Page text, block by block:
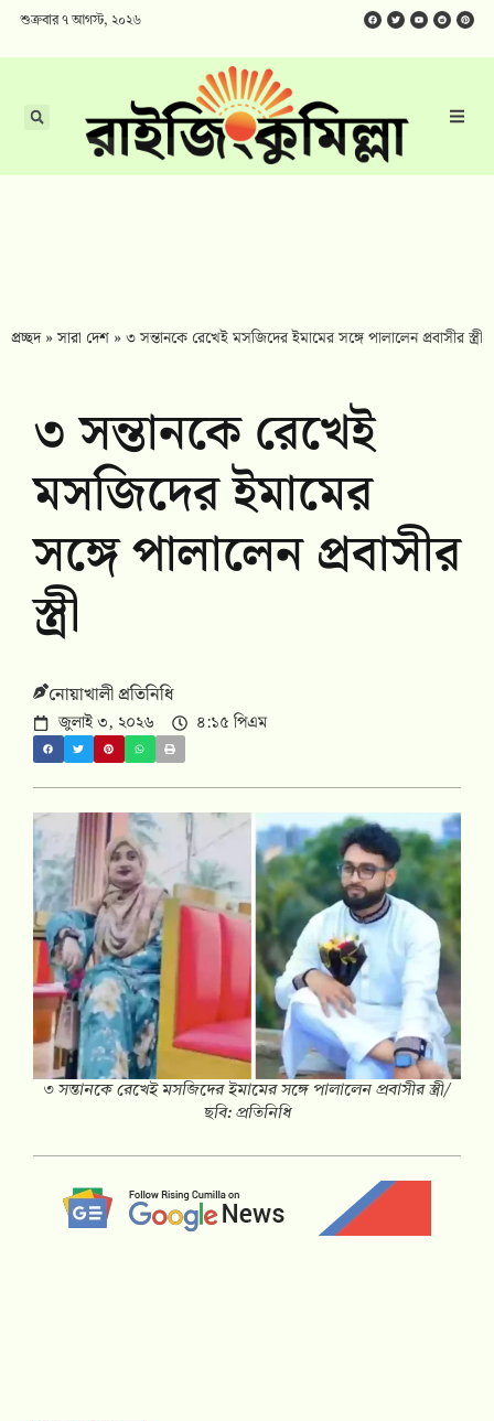
শুক্রবার ৭ আগস্ট, ২০২৬
প্রচ্ছদ»সারা দেশ »৩ সন্তানকে রেখেই মসজিদের ইমামের সঙ্গে পালালেন প্রবাসীর স্ত্রী
৩ সন্তানকে রেখেই
মসজিদের ইমামের
সঙ্গে পালালেন প্রবাসীর
স্ত্রী
নোয়াখালী প্রতিনিধি
জুলাই ৩, ২০২৬ ৪:১৫ পিএম
৩ সন্তানকে রেখেই মসজিদের ইমামের সঙ্গে পালালেন প্রবাসীর স্ত্রী/
ছবি: প্রতিনিধি